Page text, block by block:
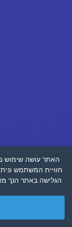
האתר עושה שימוש
חוויית המשתמש
הגלישה באתר הנך